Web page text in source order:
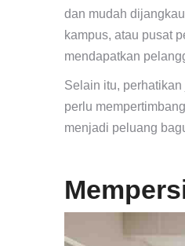
dan mudah
kampus, atau pusat
mendapatkan
Selain itu,
perlu
menjadi peluang